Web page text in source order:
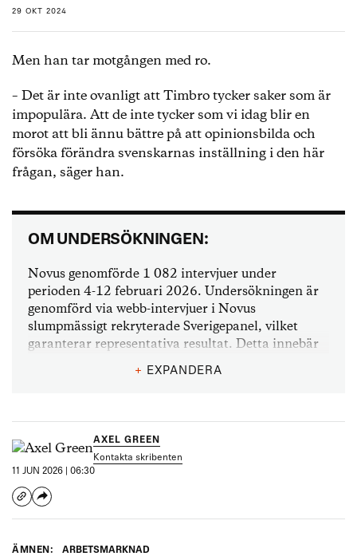
29 OKT 2024
Men han tar motgången med ro.
– Det är inte ovanligt att Timbro tycker saker som är
impopulära. Att de inte tycker som vi idag blir en
morot att bli ännu bättre på att opinionsbilda och
försöka förändra svenskarnas inställning i den här
frågan, säger han.
OM UNDERSÖKNINGEN:
Novus genomförde 1 082 intervjuer under
perioden 4-12 februari 2026. Undersökningen är
genomförd via webb-intervjuer i Novus
slumpmässigt rekryterade Sverigepanel, vilket
garanterar representativa resultat. Detta innebär
att resultaten är generaliserbara till den aktuella
målpopulationen (18-84 år).
"Strejker är ovanligare i Sverige jämfört med i våra nordiska
grannländer. Anser du att Sverige borde begränsa eller utöka
+ EXPANDERA
AXEL GREEN
Kontakta skribenten
11 JUN 2026 | 06:30
ÄMNEN: ARBETSMARKNAD